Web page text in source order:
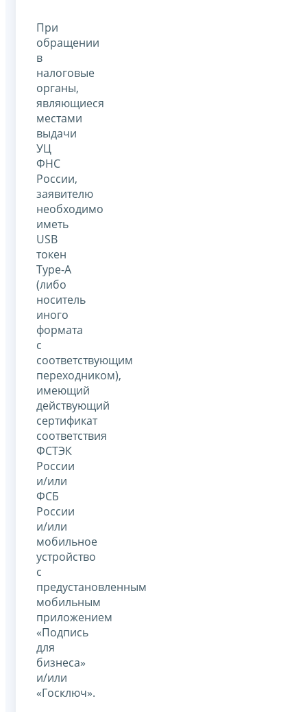
При
обращении
в
налоговые
органы,
являющиеся
местами
выдачи
УЦ
ФНС
России,
заявителю
необходимо
иметь
USB
токен
Type-A
(либо
носитель
иного
формата
с
соответствующим
переходником),
имеющий
действующий
сертификат
соответствия
ФСТЭК
России
и/или
ФСБ
России
и/или
мобильное
устройство
с
предустановленным
мобильным
приложением
«Подпись
для
бизнеса»
и/или
«Госключ».